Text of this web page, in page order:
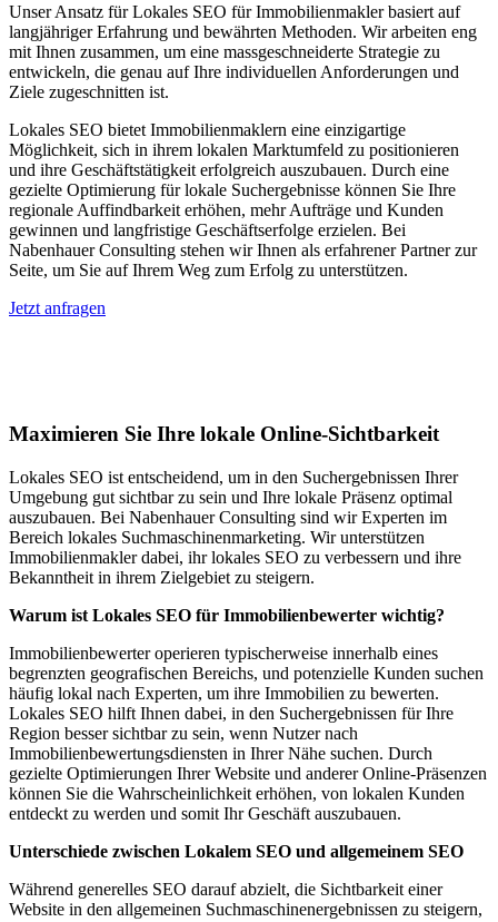
Unser Ansatz für Lokales SEO für Immobilienmakler basiert auf
langjähriger Erfahrung und bewährten Methoden. Wir arbeiten eng
mit Ihnen zusammen, um eine massgeschneiderte Strategie zu
entwickeln, die genau auf Ihre individuellen Anforderungen und
Ziele zugeschnitten ist.
Lokales SEO bietet Immobilienmaklern eine einzigartige
Möglichkeit, sich in ihrem lokalen Marktumfeld zu positionieren
und ihre Geschäftstätigkeit erfolgreich auszubauen. Durch eine
gezielte Optimierung für lokale Suchergebnisse können Sie Ihre
regionale Auffindbarkeit erhöhen, mehr Aufträge und Kunden
gewinnen und langfristige Geschäftserfolge erzielen. Bei
Nabenhauer Consulting stehen wir Ihnen als erfahrener Partner zur
Seite, um Sie auf Ihrem Weg zum Erfolg zu unterstützen.
Jetzt anfragen
Maximieren Sie Ihre lokale Online-Sichtbarkeit
Lokales SEO ist entscheidend, um in den Suchergebnissen Ihrer
Umgebung gut sichtbar zu sein und Ihre lokale Präsenz optimal
auszubauen. Bei Nabenhauer Consulting sind wir Experten im
Bereich lokales Suchmaschinenmarketing. Wir unterstützen
Immobilienmakler dabei, ihr lokales SEO zu verbessern und ihre
Bekanntheit in ihrem Zielgebiet zu steigern.
Warum ist Lokales SEO für Immobilienbewerter wichtig?
Immobilienbewerter operieren typischerweise innerhalb eines
begrenzten geografischen Bereichs, und potenzielle Kunden suchen
häufig lokal nach Experten, um ihre Immobilien zu bewerten.
Lokales SEO hilft Ihnen dabei, in den Suchergebnissen für Ihre
Region besser sichtbar zu sein, wenn Nutzer nach
Immobilienbewertungsdiensten in Ihrer Nähe suchen. Durch
gezielte Optimierungen Ihrer Website und anderer Online-Präsenzen
können Sie die Wahrscheinlichkeit erhöhen, von lokalen Kunden
entdeckt zu werden und somit Ihr Geschäft auszubauen.
Unterschiede zwischen Lokalem SEO und allgemeinem SEO
Während generelles SEO darauf abzielt, die Sichtbarkeit einer
Website in den allgemeinen Suchmaschinenergebnissen zu steigern,